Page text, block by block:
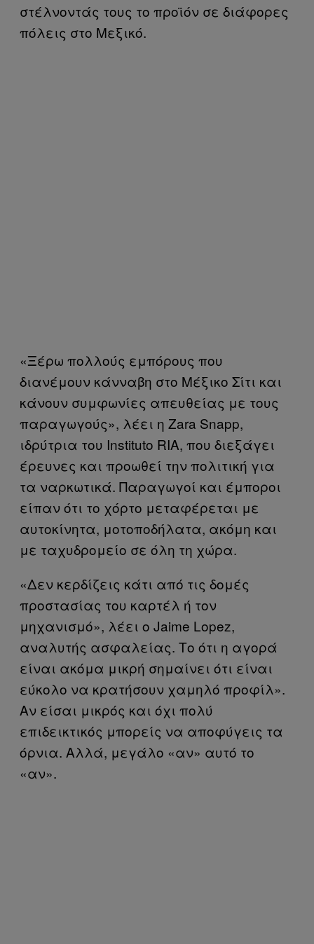
στέλνοντάς τους το προϊόν σε διάφορες
πόλεις στο Μεξικό.
«Ξέρω πολλούς εμπόρους που
διανέμουν κάνναβη στο Μέξικο Σίτι και
κάνουν συμφωνίες απευθείας με τους
παραγωγούς», λέει η Zara Snapp,
ιδρύτρια του Instituto RIA, που διεξάγει
έρευνες και προωθεί την πολιτική για
τα ναρκωτικά. Παραγωγοί και έμποροι
είπαν ότι το χόρτο μεταφέρεται με
αυτοκίνητα, μοτοποδήλατα, ακόμη και
με ταχυδρομείο σε όλη τη χώρα.
«Δεν κερδίζεις κάτι από τις δομές
προστασίας του καρτέλ ή τον
μηχανισμό», λέει ο Jaime Lopez,
αναλυτής ασφαλείας. Το ότι η αγορά
είναι ακόμα μικρή σημαίνει ότι είναι
εύκολο να κρατήσουν χαμηλό προφίλ».
Αν είσαι μικρός και όχι πολύ
επιδεικτικός μπορείς να αποφύγεις τα
όρνια. Αλλά, μεγάλο «αν» αυτό το
«αν».